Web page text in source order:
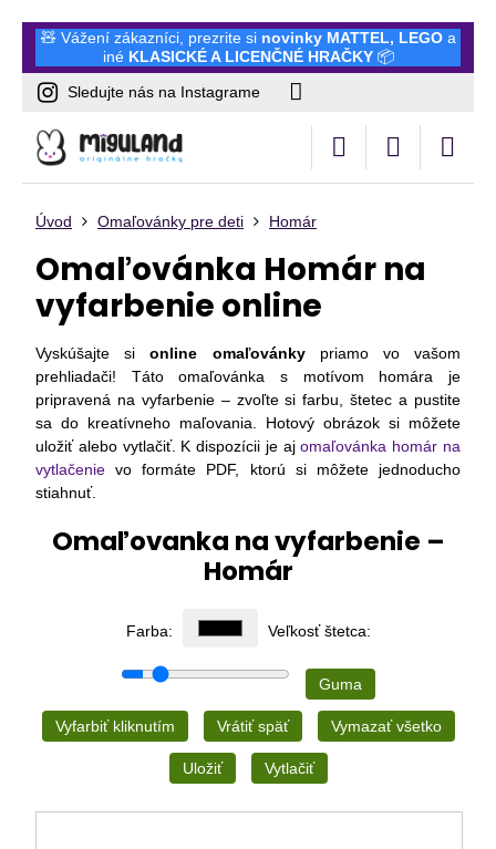
🧸 Vážení zákazníci, prezrite si novinky MATTEL, LEGO a
iné KLASICKÉ A LICENČNÉ HRAČKY📦
Sledujte nás na Instagrame
Úvod Omaľovánky pre deti Homár
Omaľovánka Homár na
vyfarbenie online
Vyskúšajte sionline omaľovánkypriamo vo vašom
prehliadači! Táto omaľovánka s motívom homára je
pripravená na vyfarbenie – zvoľte si farbu, štetec a pustite
sa do kreatívneho maľovania. Hotový obrázok si môžete
uložiť alebo vytlačiť. K dispozícii je ajomaľovánka homár na
vytlačenie vo formáte PDF, ktorú si môžete jednoducho
stiahnuť.
Omaľovanka na vyfarbenie –
Homár
Farba: Veľkosť štetca:
Guma
Vyfarbiť kliknutím Vrátiť späť Vymazať všetko
Uložiť Vytlačiť